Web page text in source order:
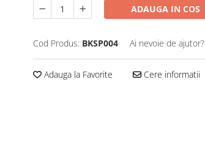
ADAUGA IN COS
Cod Produs: BKSP004 Ai nevoie de ajutor?
Adauga la Favorite Cere informatii